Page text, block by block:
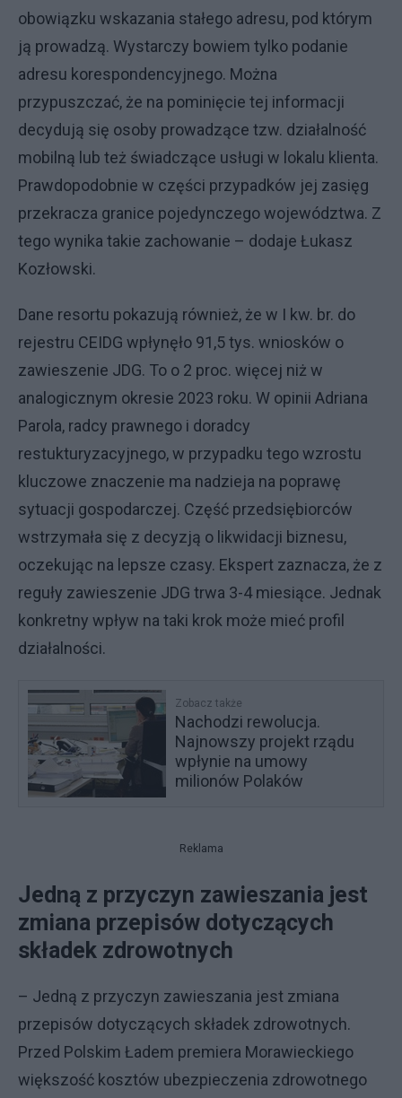
obowiązku wskazania stałego adresu, pod którym
ją prowadzą. Wystarczy bowiem tylko podanie
adresu korespondencyjnego. Można
przypuszczać, że na pominięcie tej informacji
decydują się osoby prowadzące tzw. działalność
mobilną lub też świadczące usługi w lokalu klienta.
Prawdopodobnie w części przypadków jej zasięg
przekracza granice pojedynczego województwa. Z
tego wynika takie zachowanie – dodaje Łukasz
Kozłowski.
Dane resortu pokazują również, że w I kw. br. do
rejestru CEIDG wpłynęło 91,5 tys. wniosków o
zawieszenie JDG. To o 2 proc. więcej niż w
analogicznym okresie 2023 roku. W opinii Adriana
Parola, radcy prawnego i doradcy
restukturyzacyjnego, w przypadku tego wzrostu
kluczowe znaczenie ma nadzieja na poprawę
sytuacji gospodarczej. Część przedsiębiorców
wstrzymała się z decyzją o likwidacji biznesu,
oczekując na lepsze czasy. Ekspert zaznacza, że z
reguły zawieszenie JDG trwa 3-4 miesiące. Jednak
konkretny wpływ na taki krok może mieć profil
działalności.
Zobacz także
Nachodzi rewolucja.
Najnowszy projekt rządu
wpłynie na umowy
milionów Polaków
Reklama
Jedną z przyczyn zawieszania jest
zmiana przepisów dotyczących
składek zdrowotnych
– Jedną z przyczyn zawieszania jest zmiana
przepisów dotyczących składek zdrowotnych.
Przed Polskim Ładem premiera Morawieckiego
większość kosztów ubezpieczenia zdrowotnego